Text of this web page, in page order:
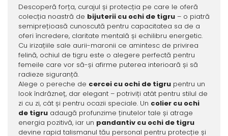
Descoperă forța, curajul și protecția pe care le oferă
colecția noastră de bijuterii cu ochi de tigru– o piatră
semiprețioasă cunoscută pentru capacitatea sa de a
oferi încredere, claritate mentală și echilibru energetic.
Cu irizațiile sale aurii-maronii ce amintesc de privirea
felină, ochiul de tigru este o alegere perfectă pentru
femeile care vor să-și afirme puterea interioară și să
radieze siguranță.
Alege o pereche de cercei cu ochi de tigrupentru un
look îndrăzneț, dar elegant – potriviți atât pentru stilul de
zi cu zi, cât și pentru ocazii speciale. Un colier cu ochi
de tigruadaugă profunzime ținutelor tale și atrage
energia pozitivă, iar un pandantiv cu ochi de tigru
devine rapid talismanul tău personal pentru protecție și